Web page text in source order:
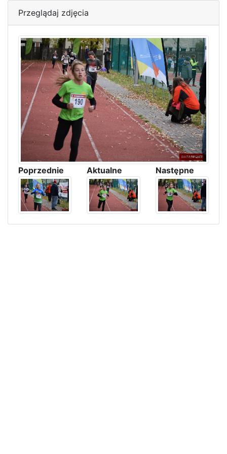
Przeglądaj zdjęcia
Poprzednie Aktualne Następne